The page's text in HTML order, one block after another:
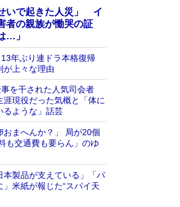
いで起きた人災」 イ
者の親族が慟哭の証
…」
13年ぶり連ドラ本格復帰
が上々な理由
を干された人気司会者
現役だった気概と「体に
るような」話芸
おまへんか？」 局が20個
も交通費も要らん」のゆ
本製品が支えている」「パ
米紙が報じた“スパイ天